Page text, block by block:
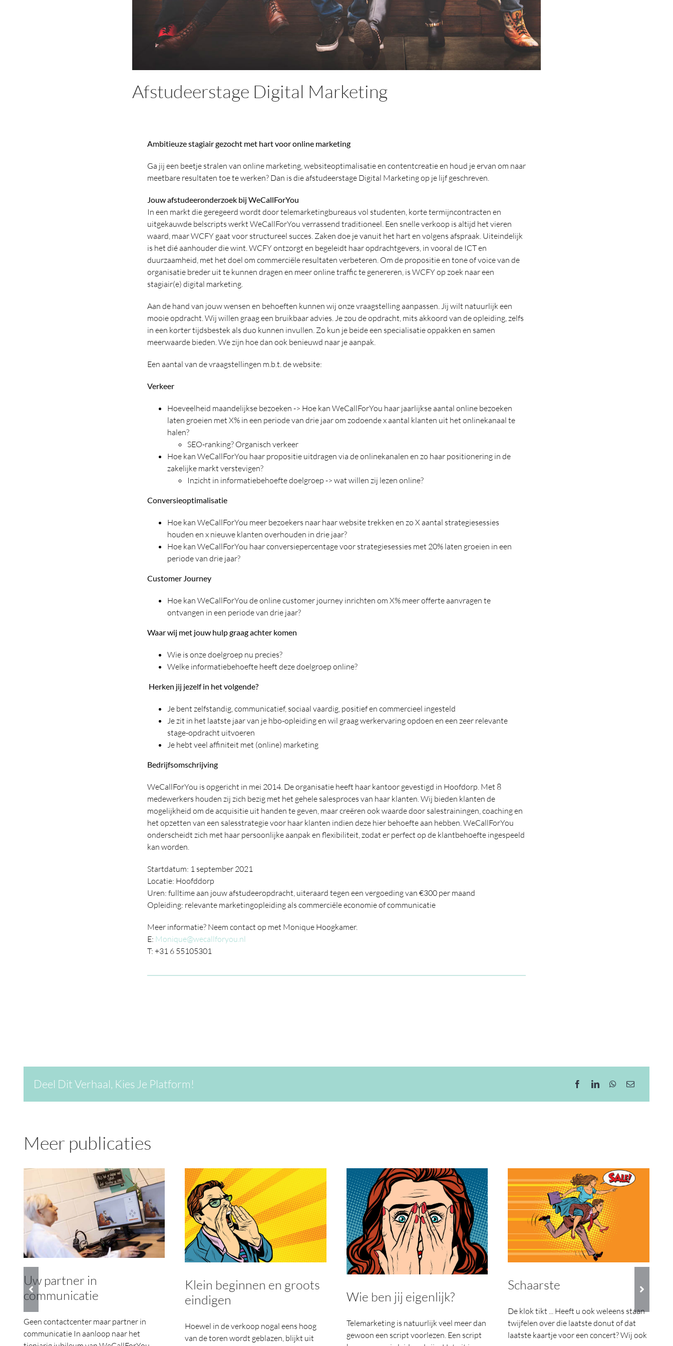
Afstudeerstage Digital Marketing
Ambitieuze stagiair gezocht met hart voor online marketing
Ga jij een beetje stralen van online marketing, websiteoptimalisatie en contentcreatie en houd je ervan om naar
meetbare resultaten toe te werken? Dan is die afstudeerstage Digital Marketing op je lijf geschreven.
Jouw afstudeeronderzoek bij WeCallForYou
In een markt die geregeerd wordt door telemarketingbureaus vol studenten, korte termijncontracten en
uitgekauwde belscripts werkt WeCallForYou verrassend traditioneel. Een snelle verkoop is altijd het vieren
waard, maar WCFY gaat voor structureel succes. Zaken doe je vanuit het hart en volgens afspraak. Uiteindelijk
is het dié aanhouder die wint. WCFY ontzorgt en begeleidt haar opdrachtgevers, in vooral de ICT en
duurzaamheid, met het doel om commerciële resultaten verbeteren. Om de propositie en tone of voice van de
organisatie breder uit te kunnen dragen en meer online traffic te genereren, is WCFY op zoek naar een
stagiair(e) digital marketing.
Aan de hand van jouw wensen en behoeften kunnen wij onze vraagstelling aanpassen. Jij wilt natuurlijk een
mooie opdracht. Wij willen graag een bruikbaar advies. Je zou de opdracht, mits akkoord van de opleiding, zelfs
in een korter tijdsbestek als duo kunnen invullen. Zo kun je beide een specialisatie oppakken en samen
meerwaarde bieden. We zijn hoe dan ook benieuwd naar je aanpak.
Een aantal van de vraagstellingen m.b.t. de website:
Verkeer
Hoeveelheid maandelijkse bezoeken -> Hoe kan WeCallForYou haar jaarlijkse aantal online bezoeken
laten groeien met X% in een periode van drie jaar om zodoende x aantal klanten uit het onlinekanaal te
halen?
SEO-ranking? Organisch verkeer
Hoe kan WeCallForYou haar propositie uitdragen via de onlinekanalen en zo haar positionering in de
zakelijke markt verstevigen?
Inzicht in informatiebehoefte doelgroep -> wat willen zij lezen online?
Conversieoptimalisatie
Hoe kan WeCallForYou meer bezoekers naar haar website trekken en zo X aantal strategiesessies
houden en x nieuwe klanten overhouden in drie jaar?
Hoe kan WeCallForYou haar conversiepercentage voor strategiesessies met 20% laten groeien in een
periode van drie jaar?
Customer Journey
Hoe kan WeCallForYou de online customer journey inrichten om X% meer offerte aanvragen te
ontvangen in een periode van drie jaar?
Waar wij met jouw hulp graag achter komen
Wie is onze doelgroep nu precies?
Welke informatiebehoefte heeft deze doelgroep online?
Herken jij jezelf in het volgende?
Je bent zelfstandig, communicatief, sociaal vaardig, positief en commercieel ingesteld
Je zit in het laatste jaar van je hbo-opleiding en wil graag werkervaring opdoen en een zeer relevante
stage-opdracht uitvoeren
Je hebt veel affiniteit met (online) marketing
Bedrijfsomschrijving
WeCallForYou is opgericht in mei 2014. De organisatie heeft haar kantoor gevestigd in Hoofdorp. Met 8
medewerkers houden zij zich bezig met het gehele salesproces van haar klanten. Wij bieden klanten de
mogelijkheid om de acquisitie uit handen te geven, maar creëren ook waarde door salestrainingen, coaching en
het opzetten van een salesstrategie voor haar klanten indien deze hier behoefte aan hebben. WeCallForYou
onderscheidt zich met haar persoonlijke aanpak en flexibiliteit, zodat er perfect op de klantbehoefte ingespeeld
kan worden.
Startdatum: 1 september 2021
Locatie: Hoofddorp
Uren: fulltime aan jouw afstudeeropdracht, uiteraard tegen een vergoeding van €300 per maand
Opleiding: relevante marketingopleiding als commerciële economie of communicatie
Meer informatie? Neem contact op met Monique Hoogkamer.
E: Monique@wecallforyou.nl
T: +31 6 55105301
Deel Dit Verhaal, Kies Je Platform!
Meer publicaties
Uw partner in
communicatie
Geen contactcenter maar partner in
communicatie In aanloop naar het
Klein beginnen en groots
eindigen
Hoewel in de verkoop nogal eens hoog
van de toren wordt geblazen, blijkt uit
Wie ben jij eigenlijk?
Telemarketing is natuurlijk veel meer dan
gewoon een script voorlezen. Een script
Schaarste
De klok tikt ... Heeft u ook weleens staan
twijfelen over die laatste donut of dat
laatste kaartje voor een concert? Wij ook